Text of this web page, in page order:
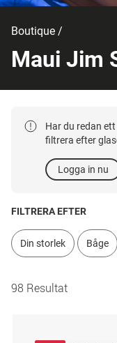
Boutique
Maui Jim
Har du redan
filtrera efter
Logga in nu
FILTRERA EFTER
Din storlek Båge
98 Resultat